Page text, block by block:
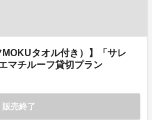
MOKUタオル付き）】「サレ
マチルーフ貸切プラン
販売終了